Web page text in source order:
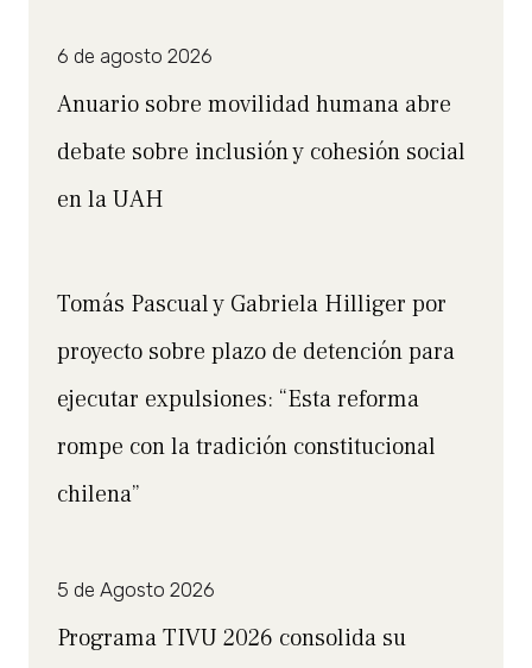
6 de agosto 2026
Anuario sobre movilidad humana abre
debate sobre inclusión y cohesión social
en la UAH
Tomás Pascual y Gabriela Hilliger por
proyecto sobre plazo de detención para
ejecutar expulsiones: “Esta reforma
rompe con la tradición constitucional
chilena”
5 de Agosto 2026
Programa TIVU 2026 consolida su